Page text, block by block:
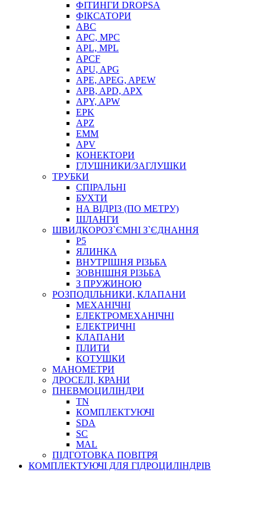
ФІТИНГИ DROPSA
ФІКСАТОРИ
ABC
APC, MPC
APL, MPL
APCF
APU, APG
APE, APEG, APEW
APB, APD, APX
APY, APW
EPK
APZ
EMM
APV
КОНЕКТОРИ
ГЛУШНИКИ/ЗАГЛУШКИ
ТРУБКИ
СПІРАЛЬНІ
БУХТИ
НА ВІДРІЗ (ПО МЕТРУ)
ШЛАНГИ
ШВИДКОРОЗ`ЄМНІ З`ЄДНАННЯ
P5
ЯЛИНКА
ВНУТРІШНЯ РІЗЬБА
ЗОВНІШНЯ РІЗЬБА
З ПРУЖИНОЮ
РОЗПОДІЛЬНИКИ, КЛАПАНИ
МЕХАНІЧНІ
ЕЛЕКТРОМЕХАНІЧНІ
ЕЛЕКТРИЧНІ
КЛАПАНИ
ПЛИТИ
КОТУШКИ
МАНОМЕТРИ
ДРОСЕЛІ, КРАНИ
ПНЕВМОЦИЛІНДРИ
TN
КОМПЛЕКТУЮЧІ
SDA
SC
MAL
ПІДГОТОВКА ПОВІТРЯ
КОМПЛЕКТУЮЧІ ДЛЯ ГІДРОЦИЛІНДРІВ